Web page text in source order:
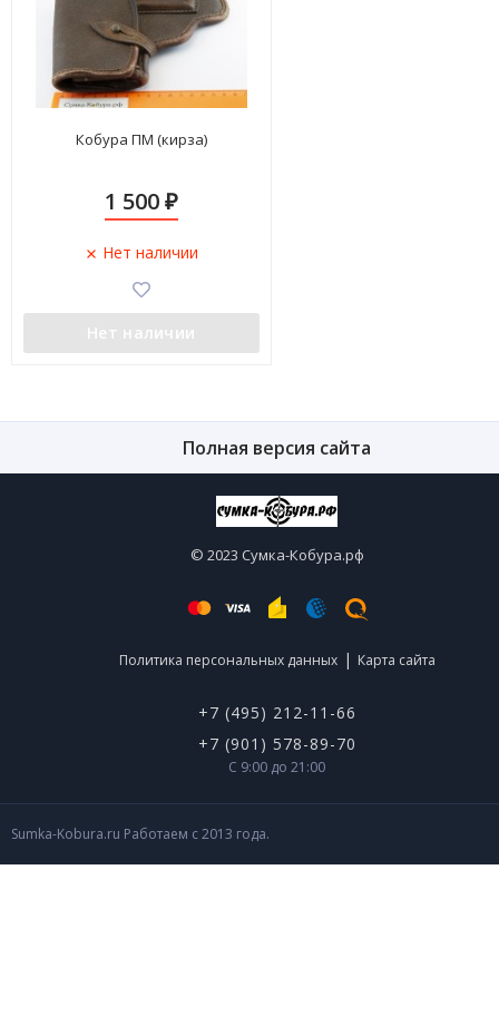
Кобура ПМ (кирза)
1 500 ₽
Нет наличии
Нет наличии
Полная версия сайта
© 2023 Сумка-Кобура.рф
Политика персональных данных | Карта сайта
+7 (495) 212-11-66
+7 (901) 578-89-70
С 9:00 до 21:00
Sumka-Kobura.ru Работаем с 2013 года.